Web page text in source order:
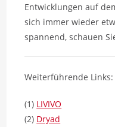
Entwicklungen auf
sich immer wieder
spannend, schauen
Weiterführende Links:
(1) LIVIVO
(2) Dryad